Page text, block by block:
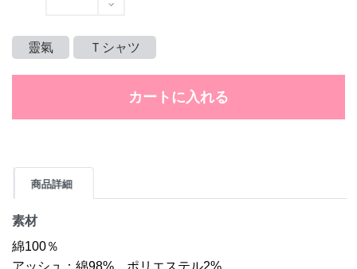
靈氣 Ｔシャツ
カートに入れる
商品詳細
素材
綿100％
アッシュ：綿98%、ポリエステル2%